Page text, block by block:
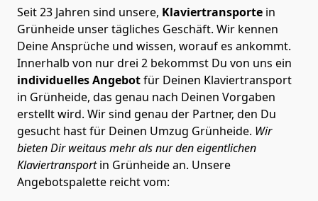
Seit 23 Jahren sind unsere, Klaviertransporte in
Grünheide unser tägliches Geschäft. Wir kennen
Deine Ansprüche und wissen, worauf es ankommt.
Innerhalb von nur drei 2 bekommst Du von uns ein
individuelles Angebotfür Deinen Klaviertransport
in Grünheide, das genau nach Deinen Vorgaben
erstellt wird. Wir sind genau der Partner, den Du
gesucht hast für Deinen Umzug Grünheide. Wir
bieten Dir weitaus mehr als nur den eigentlichen
Klaviertransportin Grünheide an. Unsere
Angebotspalette reicht vom: